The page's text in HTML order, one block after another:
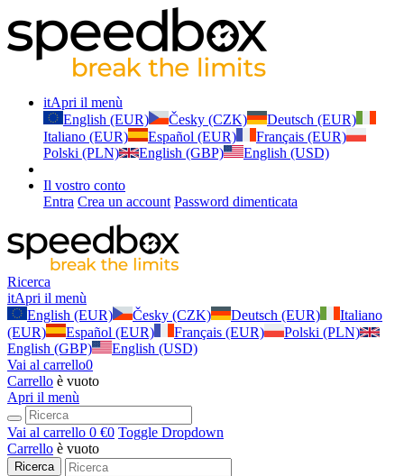
itApri il menù
English (EUR)
Česky (CZK)
Deutsch (EUR)
Italiano (EUR)
Español (EUR)
Français (EUR)
Polski (PLN)
English (GBP) English (USD)
Il vostro conto
Entra Crea un account Password dimenticata
Ricerca
itApri il menù
English (EUR)
Česky (CZK) Deutsch (EUR)
Italiano
(EUR)
Español (EUR) Français (EUR)
Polski (PLN)
English (GBP)
English (USD)
Vai al carrello0
Carrello è vuoto
Apri il menù
Vai al carrello 0 €0 Toggle Dropdown
Carrello è vuoto
Ricerca